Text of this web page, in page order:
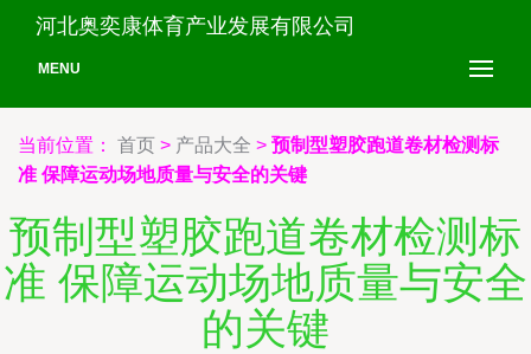
河北奥奕康体育产业发展有限公司
MENU
当前位置： 首页 > 产品大全 > 预制型塑胶跑道卷材检测标
准 保障运动场地质量与安全的关键
预制型塑胶跑道卷材检测标
准 保障运动场地质量与安全
的关键